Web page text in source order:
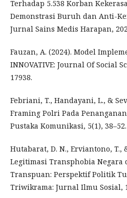
Terhadap 5.538 Korban
Demonstrasi Buruh dan Anti-
Jurnal Sains Medis Harapan,
Fauzan, A. (2024). Model
INNOVATIVE: Journal Of Social
17938.
Febriani, T., Handayani, L., &
Framing Polri Pada
Pustaka Komunikasi, 5(1), 38–52.
Hutabarat, D. N., Erviantono, T.,
Legitimasi Transphobia Negara
Transpuan: Perspektif Politik
Triwikrama: Jurnal Ilmu Sosial,